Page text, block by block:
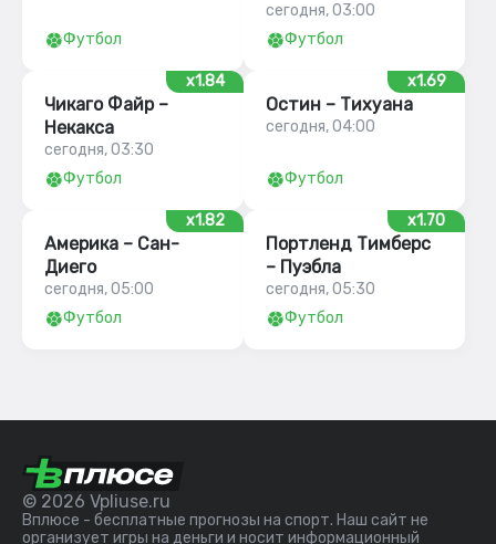
Футбол
сегодня, 03:00
Футбол
x1.84
Чикаго Файр –
Некакса
сегодня, 03:30
Футбол
x1.69
Остин – Тихуана
сегодня, 04:00
Футбол
x1.82
Америка – Сан-
Диего
сегодня, 05:00
Футбол
x1.70
Портленд Тимберс
– Пуэбла
сегодня, 05:30
Футбол
© 2026 Vpliuse.ru
Вплюсе - бесплатные прогнозы на спорт. Наш сайт не
организует игры на деньги и носит информационный